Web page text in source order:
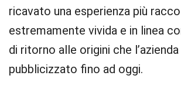
ricavato una esperienza più
estremamente vivida e in linea
di ritorno alle origini che l’azienda
pubblicizzato fino ad oggi.